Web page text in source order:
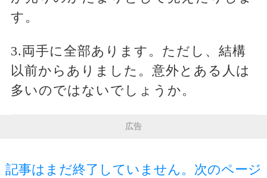
す。
3.両手に全部あります。ただし、結構
以前からありました。意外とある人は
多いのではないでしょうか。
広告
記事はまだ終了していません。次のページ